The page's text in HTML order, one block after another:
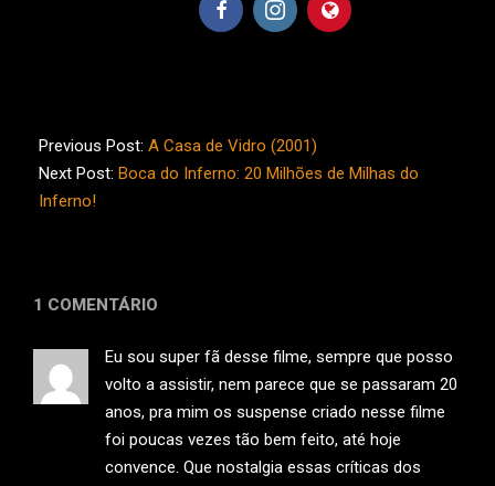
05-
09
Previous Post: A Casa de Vidro (2001)
Next Post: Boca do Inferno: 20 Milhões de Milhas do
Inferno!
1 COMENTÁRIO
Eu sou super fã desse filme, sempre que posso
volto a assistir, nem parece que se passaram 20
anos, pra mim os suspense criado nesse filme
foi poucas vezes tão bem feito, até hoje
convence. Que nostalgia essas críticas dos